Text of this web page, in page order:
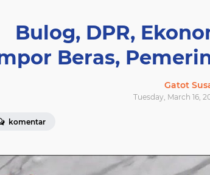
Bulog, DPR,
Beras,
Gatot
Tuesday, March 16,
komentar